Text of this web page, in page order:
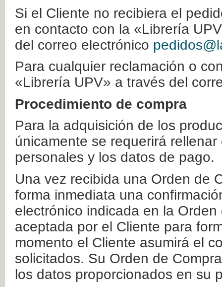
Si el Cliente no recibiera el
en contacto con la «Librería
del correo electrónico
Para cualquier reclamación o
«Librería UPV» a través del
Procedimiento de compra
Para la adquisición de los
únicamente se requerirá
personales y los datos de pago.
Una vez recibida una Orden de
forma inmediata una
electrónico indicada en la
aceptada por el Cliente para
momento el Cliente asumirá el
solicitados. Su Orden de
los datos proporcionados en su